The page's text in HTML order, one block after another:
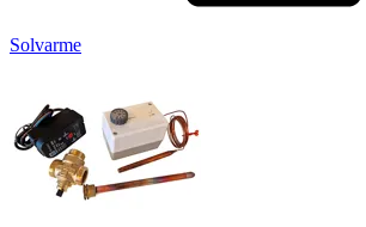
Solvarme